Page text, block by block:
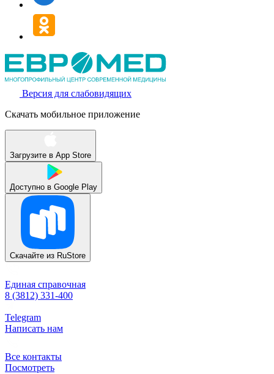
Версия для слабовидящих
Скачать мобильное приложение
Загрузите в App Store
Доступно в Google Play
Скачайте из RuStore
Единая справочная
8 (3812) 331-400
Telegram
Написать нам
Все контакты
Посмотреть